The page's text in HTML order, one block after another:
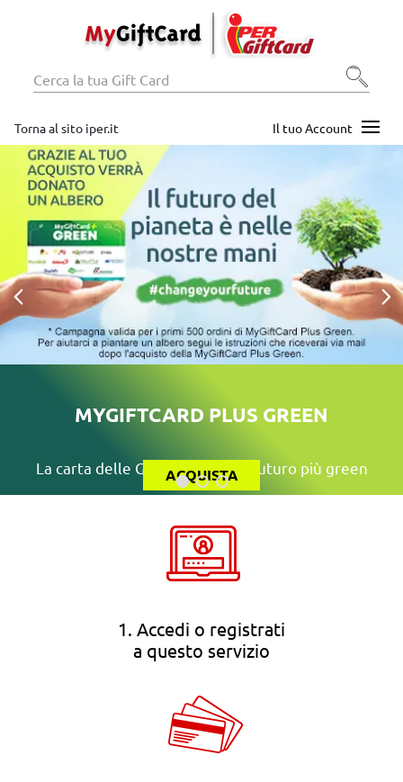
Torna al sito iper.it Il tuo Account
MYGIFTCARD PLUS GREEN
La carta delle Gift Card per un futuro più green
ACQUISTA
1. Accedi o registrati
a questo servizio